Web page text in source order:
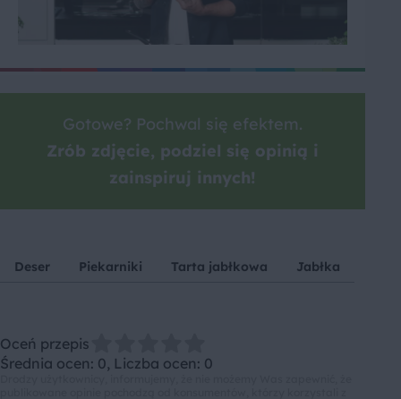
Gotowe? Pochwal się efektem.
Zrób zdjęcie, podziel się opinią i
zainspiruj innych!
Deser Piekarniki Tarta jabłkowa Jabłka
Oceń przepis
Średnia ocen: 0, Liczba ocen: 0